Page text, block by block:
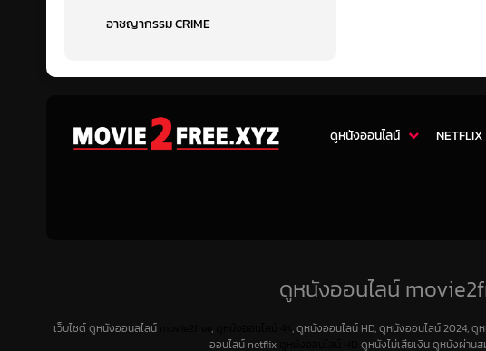
อาชญากรรม CRIME
ดูหนังออนไลน์ NETFLIX
ดูหนังออนไลน์
เว็บไซต์ ดูหนังออนลไลน์ ,
, ดูหนังออนไลน์ HD, ดูหนังออนไลน์ 2024, ดู
ออนไลน์ netflix
ดูหนังไม่เสียเงิน ดูหนังผ่าน